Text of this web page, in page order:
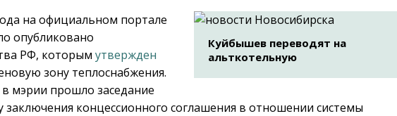
Куйбышев переводят на
альткотельную
на официальном портале
опубликовано
РФ, которымутвержден
зону теплоснабжения.
мэрии прошло заседание
заключения концессионного соглашения в отношении системы